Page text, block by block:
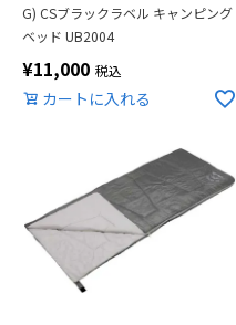
G) CSブラックラベル キャンピング
ベッド UB2004
¥11,000 税込
カートに入れる